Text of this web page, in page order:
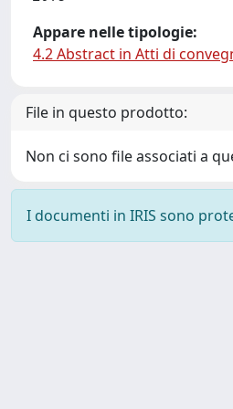
Appare nelle tipologie:
4.2 Abstract in Atti di
File in questo prodotto:
Non ci sono file associati a
I documenti in IRIS sono